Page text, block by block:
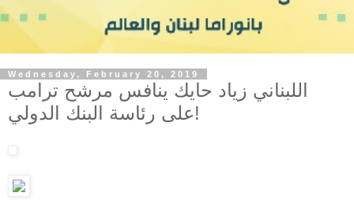
Wednesday, February 20, 2019
اللبناني زياد حايك ينافس مرشح ترامب
على رئاسة البنك الدولي!